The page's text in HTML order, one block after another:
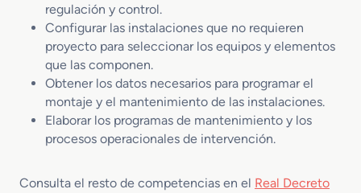
regulación y control.
Configurar las instalaciones que no requieren
proyecto para seleccionar los equipos y elementos
que las componen.
Obtener los datos necesarios para programar el
montaje y el mantenimiento de las instalaciones.
Elaborar los programas de mantenimiento y los
procesos operacionales de intervención.
Consulta el resto de competencias en el Real Decreto